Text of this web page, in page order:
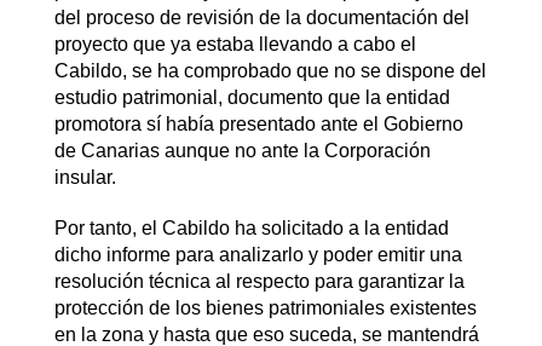
del proceso de revisión de la documentación del
proyecto que ya estaba llevando a cabo el
Cabildo, se ha comprobado que no se dispone del
estudio patrimonial, documento que la entidad
promotora sí había presentado ante el Gobierno
de Canarias aunque no ante la Corporación
insular.
Por tanto, el Cabildo ha solicitado a la entidad
dicho informe para analizarlo y poder emitir una
resolución técnica al respecto para garantizar la
protección de los bienes patrimoniales existentes
en la zona y hasta que eso suceda, se mantendrá